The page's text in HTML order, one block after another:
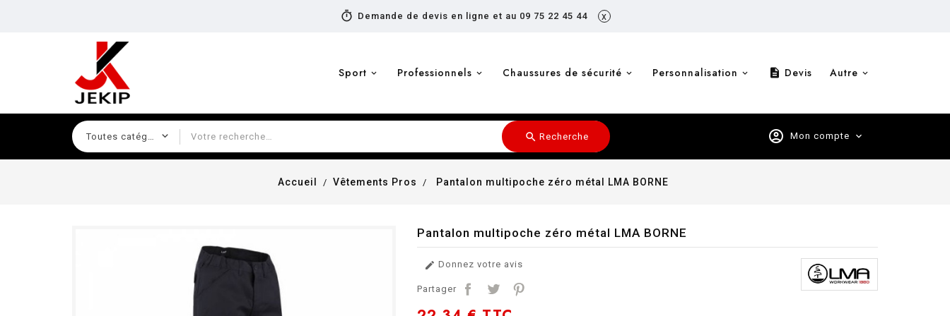
timer Demande de devis en ligne et au 09 75 22 45 44 x
Sport Professionnels Chaussures de sécurité Personnalisation description Devis Autre
account_circle Mon compte expand_more
search Recherche
Accueil Vêtements Pros Pantalon multipoche zéro métal LMA BORNE
Pantalon multipoche zéro métal LMA BORNE
 Donnez votre avis
Partager